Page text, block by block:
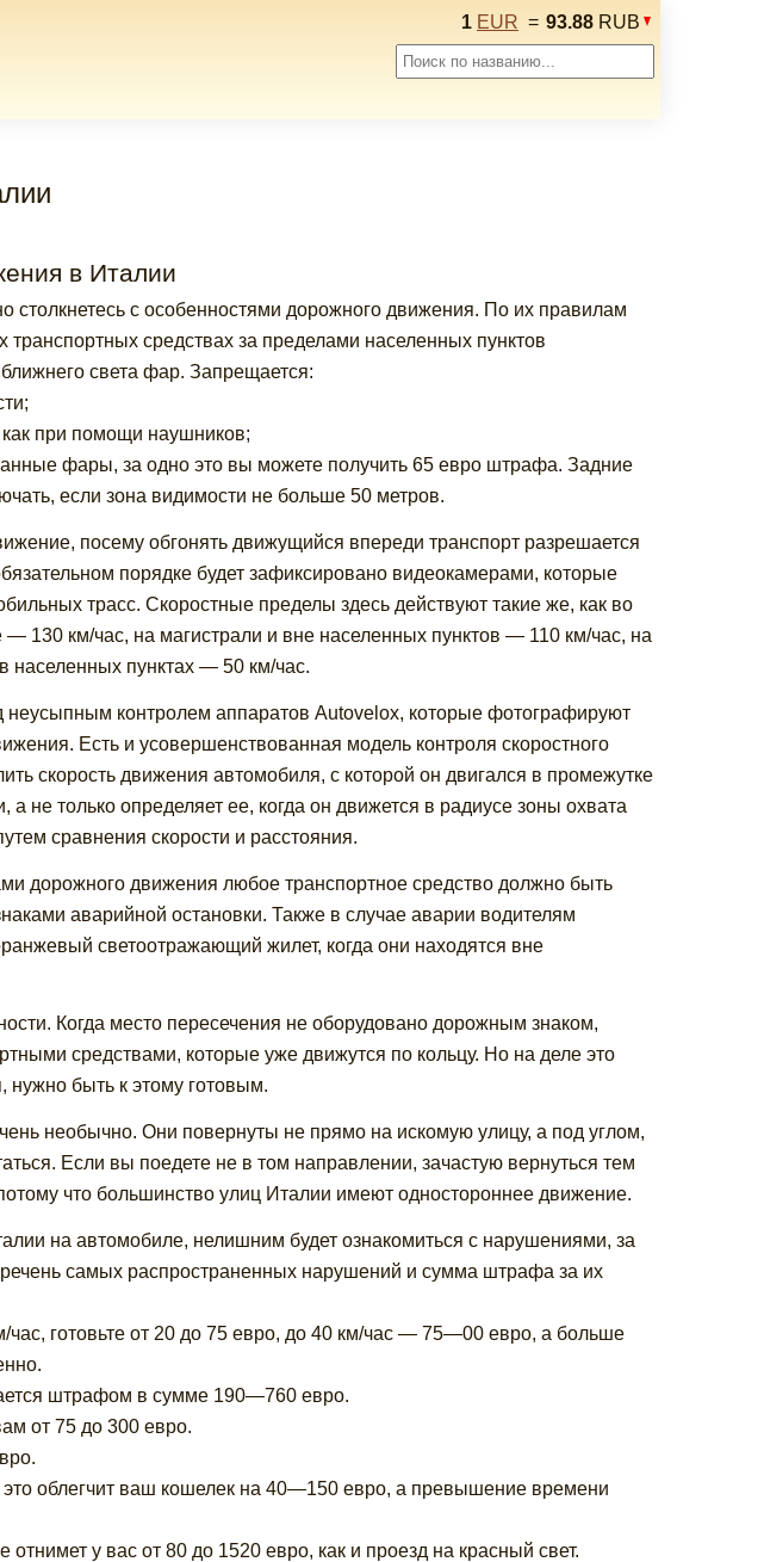
1 EUR = 93.88 RUB
в Италии
столкнетесь с особенностями дорожного движения. По их правилам
средствах за пределами населенных пунктов
света фар. Запрещается:
при помощи наушников;
фары, за одно это вы можете получить 65 евро штрафа. Задние
если зона видимости не больше 50 метров.
посему обгонять движущийся впереди транспорт разрешается
порядке будет зафиксировано видеокамерами, которые
трасс. Скоростные пределы здесь действуют такие же, как во
130 км/час, на магистрали и вне населенных пунктов — 110 км/час, на
населенных пунктах — 50 км/час.
неусыпным контролем аппаратов Autovelox, которые фотографируют
Есть и усовершенствованная модель контроля скоростного
скорость движения автомобиля, с которой он двигался в промежутке
не только определяет ее, когда он движется в радиусе зоны охвата
сравнения скорости и расстояния.
дорожного движения любое транспортное средство должно быть
аварийной остановки. Также в случае аварии водителям
светоотражающий жилет, когда они находятся вне
Когда место пересечения не оборудовано дорожным знаком,
средствами, которые уже движутся по кольцу. Но на деле это
нужно быть к этому готовым.
необычно. Они повернуты не прямо на искомую улицу, а под углом,
Если вы поедете не в том направлении, зачастую вернуться тем
что большинство улиц Италии имеют одностороннее движение.
на автомобиле, нелишним будет ознакомиться с нарушениями, за
самых распространенных нарушений и сумма штрафа за их
час, готовьте от 20 до 75 евро, до 40 км/час — 75—00 евро, а больше
штрафом в сумме 190—760 евро.
от 75 до 300 евро.
облегчит ваш кошелек на 40—150 евро, а превышение времени
отнимет у вас от 80 до 1520 евро, как и проезд на красный свет.